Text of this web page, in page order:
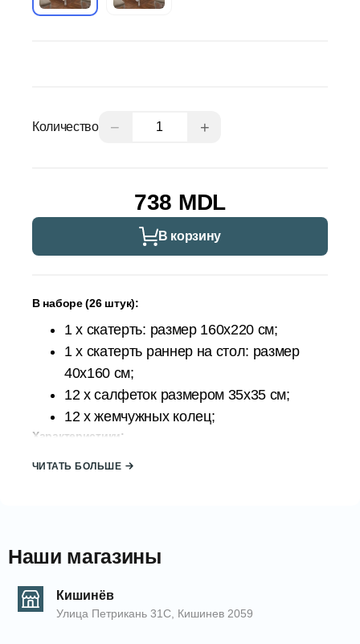
Количество − +
738 MDL
В корзину
В наборе (26 штук):
1 x скатерть: размер 160х220 см;
1 x скатерть раннер на стол: размер
40x160 см;
12 x салфеток размером 35х35 см;
12 x жемчужных колец;
Характеристики:
Материал: 100% полиэстер;
Бренд: АТАК;
Чтобы прослужить вам долго,
рекомендуется стирать только вручную
ЧИТАТЬ БОЛЬШЕ
Наши магазины
Кишинёв
Улица Петрикань 31С, Кишинев 2059